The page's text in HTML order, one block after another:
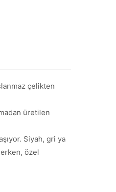
çelikten
üretilen
Siyah, gri ya
özel